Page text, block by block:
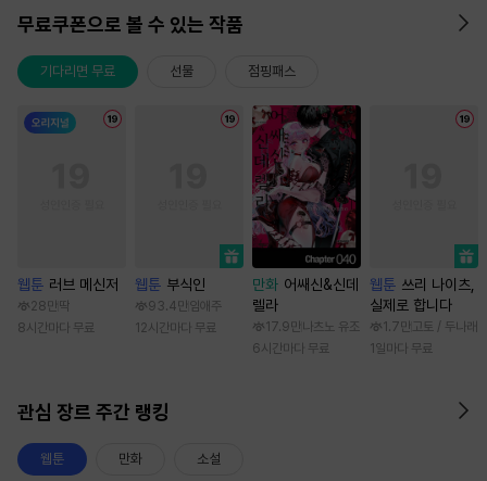
무료쿠폰으로 볼 수 있는 작품
기다리면 무료 선물 점핑패스
웹툰 러브 메신저
28만 딱
8시간마다 무료
웹툰 부식인
93.4만 임애주
12시간마다 무료
만화 어쌔신&신데
렐라
17.9만 나츠노 유조
6시간마다 무료
웹툰 쓰리 나이츠,
실제로 합니다
1.7만 고토 / 두나래
1일마다 무료
관심 장르 주간 랭킹
웹툰 만화 소설